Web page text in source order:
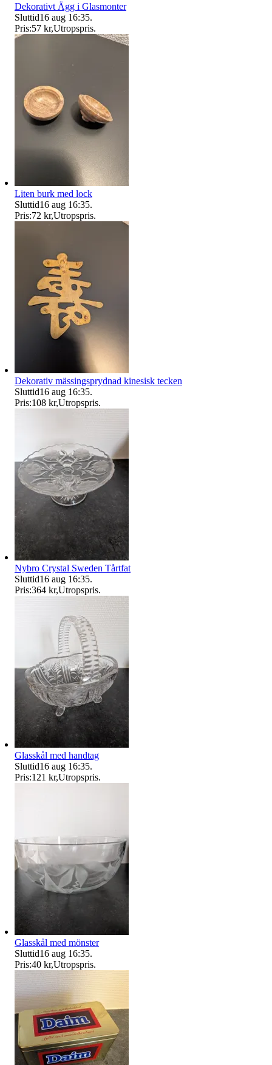
Dekorativt Ägg i Glasmonter
Sluttid16 aug 16:35.
Pris:57 kr,Utropspris.
Liten burk med lock
Sluttid16 aug 16:35.
Pris:72 kr,Utropspris.
Dekorativ mässingsprydnad kinesisk tecken
Sluttid16 aug 16:35.
Pris:108 kr,Utropspris.
Nybro Crystal Sweden Tårtfat
Sluttid16 aug 16:35.
Pris:364 kr,Utropspris.
Glasskål med handtag
Sluttid16 aug 16:35.
Pris:121 kr,Utropspris.
Glasskål med mönster
Sluttid16 aug 16:35.
Pris:40 kr,Utropspris.